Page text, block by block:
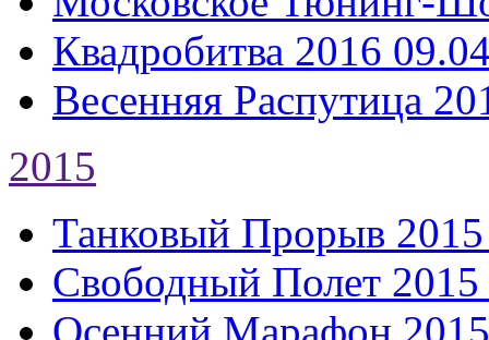
Квадробитва 2016
Весенняя Распутица
2015
Танковый Прорыв 2015
Свободный Полет 2015